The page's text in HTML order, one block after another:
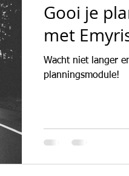
Gooi je
met
Wacht niet langer
planningsmodule!